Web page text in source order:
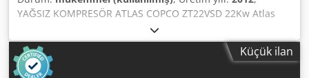
YAĞSIZ KOMPRESÖR ATLAS COPCO ZT22VSD 22Kw Atlas
Copco ZT22VSD yağsız spiral kompresör, frekans invertörlü
makine Teknik veriler: Kapasite: 3,38 m3/dk; 22 KW güçte
motor; 10 bar basınç; 2012 yılı Çalışma saati: 13.486h
Servis garantisi veriyoruz 31.500 PLN net 38.745 PLN brüt
Küçük ilan